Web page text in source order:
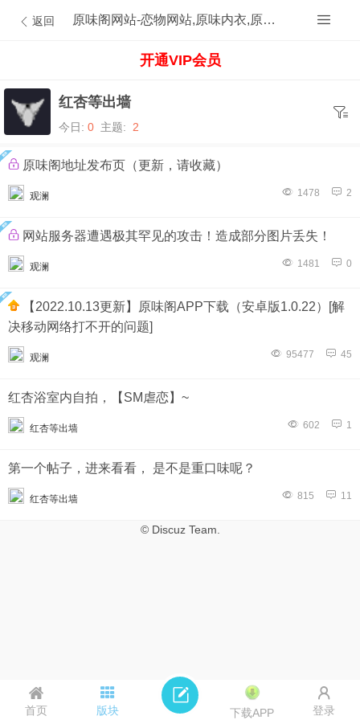
返回 原味阁网站-恋物网站,原味内衣,原味内裤,原味丝袜,原味内内,原味MM,原味原创的原味论坛
开通VIP会员
红杏等出墙
今日: 0 主题: 2
原味阁地址发布页（更新，请收藏）
观澜 1478 2
网站服务器遭遇极其罕见的攻击！造成部分图片丢失！
观澜 1481 0
决移动网络打不开的问题]
观澜 95477 45
红杏浴室内自拍，【SM虐恋】~
红杏等出墙 602 1
第一个帖子，进来看看， 是不是重口味呢？
红杏等出墙 815 11
© Discuz Team.
首页 版块 下载APP 登录